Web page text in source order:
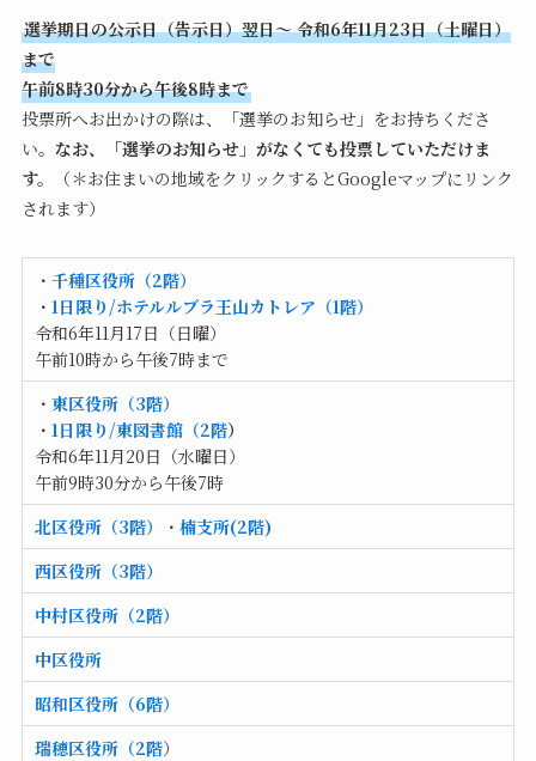
選挙期日の公示日（告示日）翌日〜 令和6年11月23日（土曜日）
まで
午前8時30分から午後8時まで
投票所へお出かけの際は、「選挙のお知らせ」をお持ちくださ
い。 なお、「選挙のお知らせ」がなくても投票していただけま
す。
（＊お住まいの地域をクリックするとGoogleマップにリンク
されます）
・千種区役所（2階）
・1日限り/ホテルルブラ王山カトレア（1階）
令和6年11月17日（日曜）
午前10時から午後7時まで
・東区役所 （3階）
・1日限り/東図書館 （2階）
令和6年11月20日（水曜日）
午前9時30分から午後7時
北区役所 （3階） ・楠支所(2階)
西区役所 （3階）
中村区役所（2階）
中区役所
昭和区役所（6階）
瑞穂区役所（2階）